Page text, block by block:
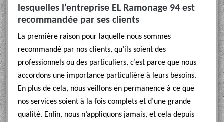
lesquelles l’entreprise EL Ramonage 94 est
recommandée par ses clients
La première raison pour laquelle nous sommes
recommandé par nos clients, qu’ils soient des
professionnels ou des particuliers, c’est parce que nous
accordons une importance particulière à leurs besoins.
En plus de cela, nous veillons en permanence à ce que
nos services soient à la fois complets et d’une grande
qualité. Enfin, nous n’appliquons jamais, et cela depuis